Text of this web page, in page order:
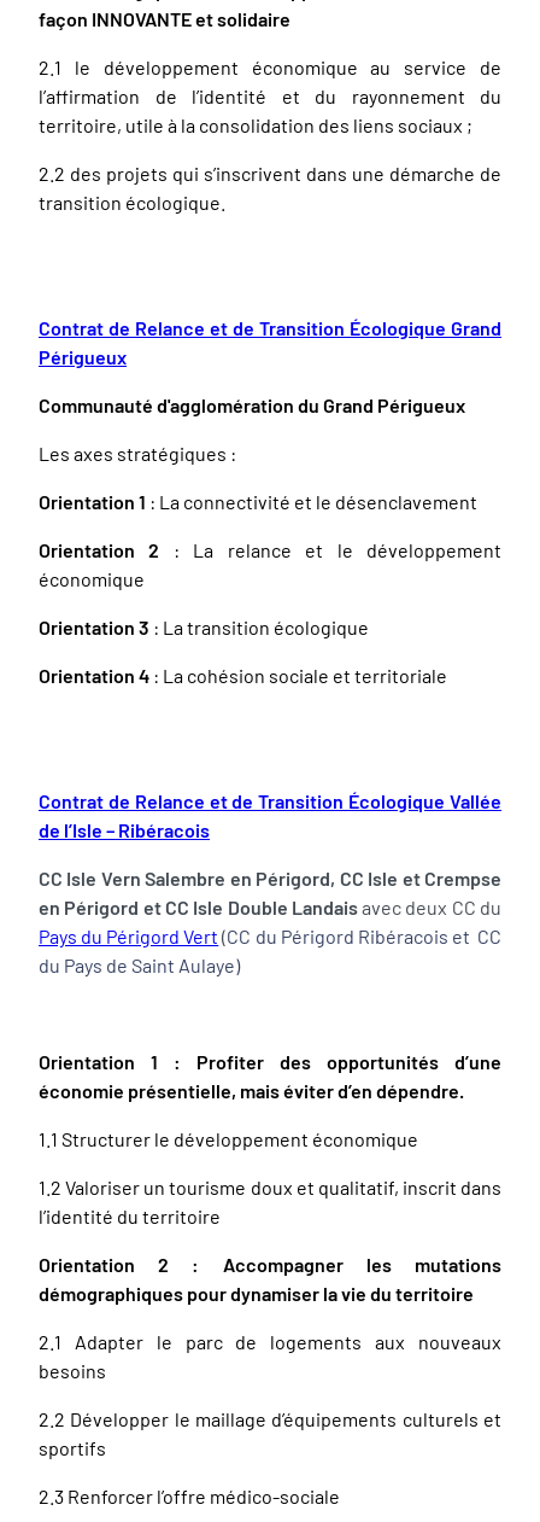
façon INNOVANTE et solidaire
2.1 le développement économique au service de
l’affirmation de l’identité et du rayonnement du
territoire, utile à la consolidation des liens sociaux ;
2.2 des projets qui s’inscrivent dans une démarche de
transition écologique.
Contrat de Relance et de Transition Écologique Grand
Périgueux
Communauté d'agglomération du Grand Périgueux
Les axes stratégiques :
Orientation 1 : La connectivité et le désenclavement
Orientation 2 : La relance et le développement
économique
Orientation 3 : La transition écologique
Orientation 4 : La cohésion sociale et territoriale
Contrat de Relance et de Transition Écologique Vallée
de l’Isle – Ribéracois
CC Isle Vern Salembre en Périgord, CC Isle et Crempse
en Périgord et CC Isle Double Landaisavec deux CC du
Pays du Périgord Vert (CC du Périgord Ribéracois et CC
du Pays de Saint Aulaye)
Orientation 1 : Profiter des opportunités d’une
économie présentielle, mais éviter d’en dépendre.
1.1 Structurer le développement économique
1.2 Valoriser un tourisme doux et qualitatif, inscrit dans
l’identité du territoire
Orientation 2 : Accompagner les mutations
démographiques pour dynamiser la vie du territoire
2.1 Adapter le parc de logements aux nouveaux
besoins
2.2 Développer le maillage d’équipements culturels et
sportifs
2.3 Renforcer l’offre médico-sociale